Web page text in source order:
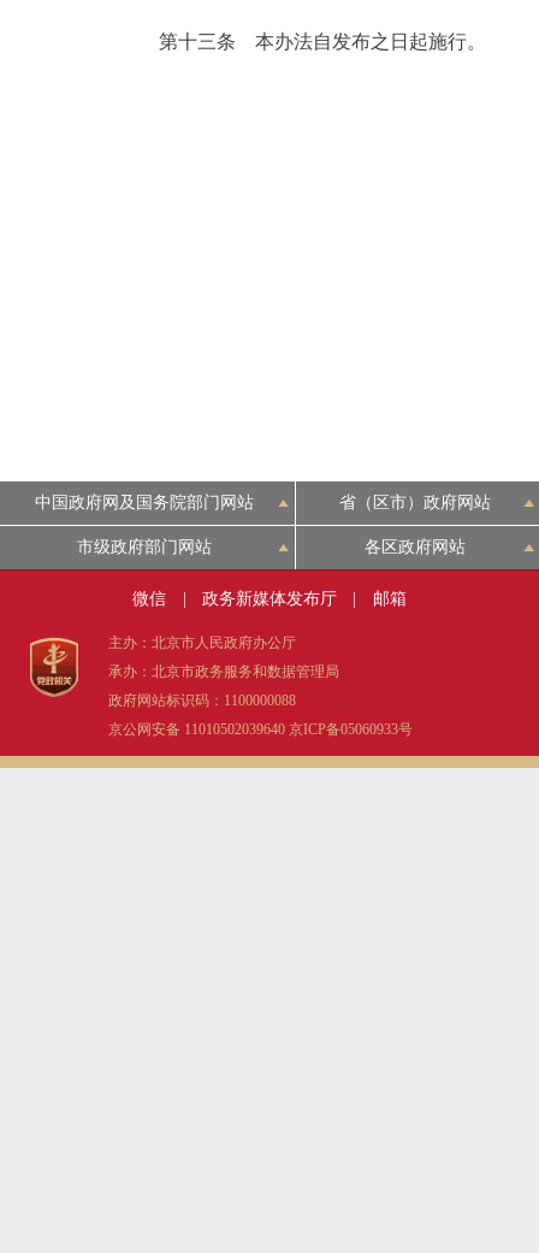
第十三条 本办法自发布之日起施行。
中国政府网及国务院部门网站 省（区市）政府网站
市级政府部门网站 各区政府网站
微信 政务新媒体发布厅 邮箱
主办：北京市人民政府办公厅
承办：北京市政务服务和数据管理局
政府网站标识码：1100000088
京公网安备 11010502039640 京ICP备05060933号